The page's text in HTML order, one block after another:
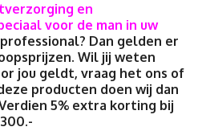
en
voor de man in uw
Dan gelden er
Wil jij weten
jou geldt, vraag het ons of
producten doen wij dan
5% extra korting bij